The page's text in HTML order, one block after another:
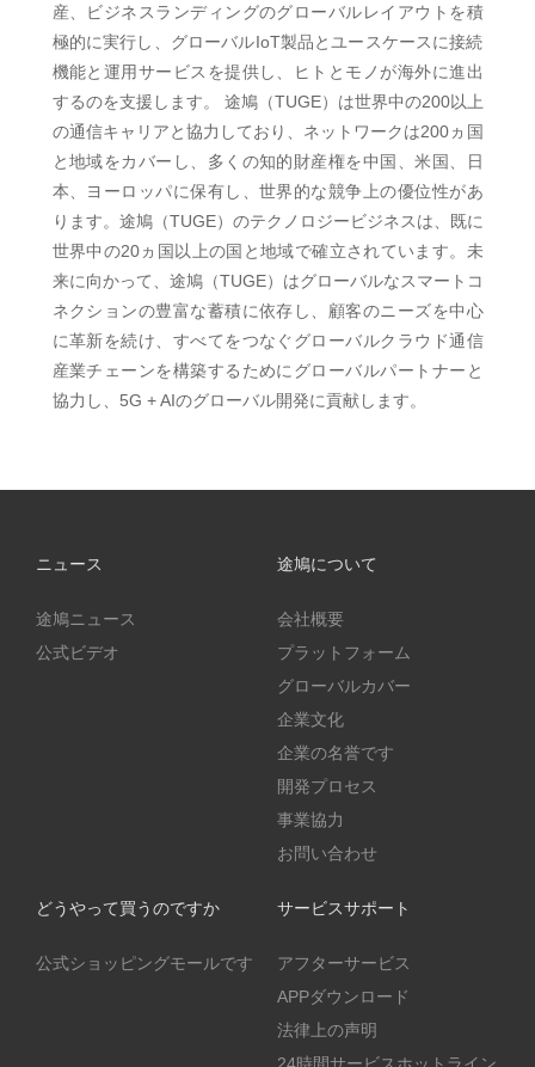
産、ビジネスランディングのグローバルレイアウトを積
極的に実行し、グローバルIoT製品とユースケースに接続
機能と運用サービスを提供し、ヒトとモノが海外に進出
するのを支援します。 途鳩（TUGE）は世界中の200以上
の通信キャリアと協力しており、ネットワークは200ヵ国
と地域をカバーし、多くの知的財産権を中国、米国、日
本、ヨーロッパに保有し、世界的な競争上の優位性があ
ります。途鳩（TUGE）のテクノロジービジネスは、既に
世界中の20ヵ国以上の国と地域で確立されています。未
来に向かって、途鳩（TUGE）はグローバルなスマートコ
ネクションの豊富な蓄積に依存し、顧客のニーズを中心
に革新を続け、すべてをつなぐグローバルクラウド通信
産業チェーンを構築するためにグローバルパートナーと
協力し、5G + AIのグローバル開発に貢献します。
ニュース
途鳩ニュース
公式ビデオ
途鳩について
会社概要
プラットフォーム
グローバルカバー
企業文化
企業の名誉です
開発プロセス
事業協力
お問い合わせ
どうやって買うのですか
公式ショッピングモールです
サービスサポート
アフターサービス
APPダウンロード
法律上の声明
24時間サービスホットライン